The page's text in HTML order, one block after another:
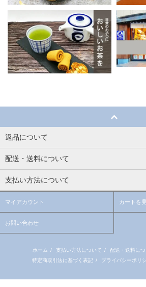
返品について
配送・送料について
支払い方法について
マイアカウント カートを
お問い合わせ
ホーム / 支払い方法について / 配送・送料につ
特定商取引法に基づく表記 / プライバシーポリ